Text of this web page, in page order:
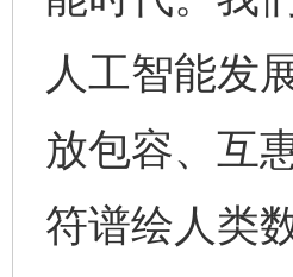
人工智能发
放包容、互
符谱绘人类